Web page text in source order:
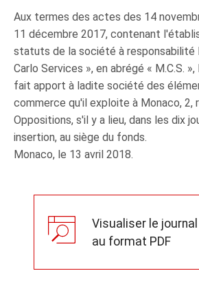
Aux termes des actes des 14
11 décembre 2017, contenant
statuts de la société à responsabilité
Carlo Services », en abrégé « M.C.S. »,
fait apport à ladite société des
commerce qu'il exploite à Monaco, 2,
Oppositions, s'il y a lieu, dans les dix
insertion, au siège du fonds.
Monaco, le 13 avril 2018.
Visualiser le journal
au format PDF